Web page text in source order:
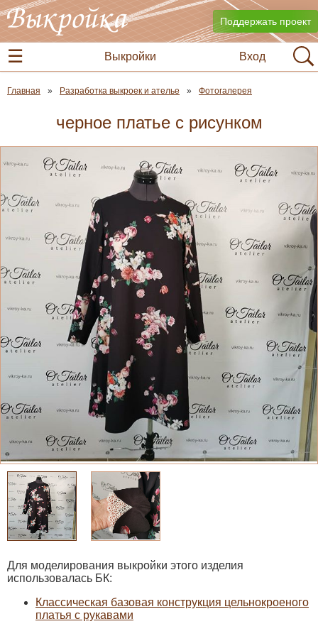
Поддержать проект
Вход
Выкройки
Главная Разработка выкроек и ателье Фотогалерея
черное платье с рисунком
Для моделирования выкройки этого изделия
использовалась БК:
Классическая базовая конструкция цельнокроеного
платья с рукавами